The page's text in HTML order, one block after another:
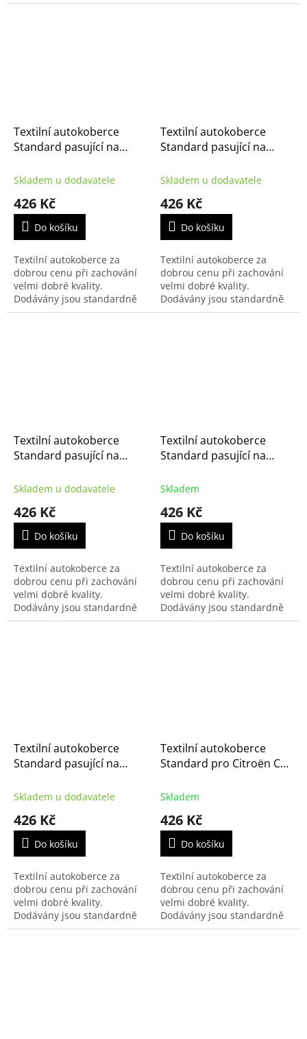
s černým přízovým obšitím a
standardně s černým
Textilní autokoberce
Standard pasující na
Skladem u dodavatele
426 Kč
Do košíku
Textilní autokoberce za
dobrou cenu při zachování
velmi dobré kvality.
Dodávány jsou standardně
s černým přízovým obšitím a
Textilní autokoberce
Standard pasující na
Skladem u dodavatele
426 Kč
Do košíku
Textilní autokoberce za
dobrou cenu při zachování
velmi dobré kvality.
Dodávány jsou standardně
s černým přízovým obšitím a
Textilní autokoberce
Standard pasující na
Skladem u dodavatele
426 Kč
Do košíku
Textilní autokoberce za
dobrou cenu při zachování
velmi dobré kvality.
Dodávány jsou standardně
s černým přízovým obšitím a
Textilní autokoberce
Standard pasující na
Skladem
426 Kč
Do košíku
Textilní autokoberce za
dobrou cenu při zachování
velmi dobré kvality.
Dodávány jsou standardně
s černým přízovým obšitím a
Textilní autokoberce
Standard pasující na
Skladem u dodavatele
426 Kč
Do košíku
Textilní autokoberce za
dobrou cenu při zachování
velmi dobré kvality.
Dodávány jsou standardně
s černým přízovým obšitím a
Textilní autokoberce
Standard pro Citroën C4
Picasso 2013-
Skladem
426 Kč
Do košíku
Textilní autokoberce za
dobrou cenu při zachování
velmi dobré kvality.
Dodávány jsou standardně
s černým přízovým obšitím a